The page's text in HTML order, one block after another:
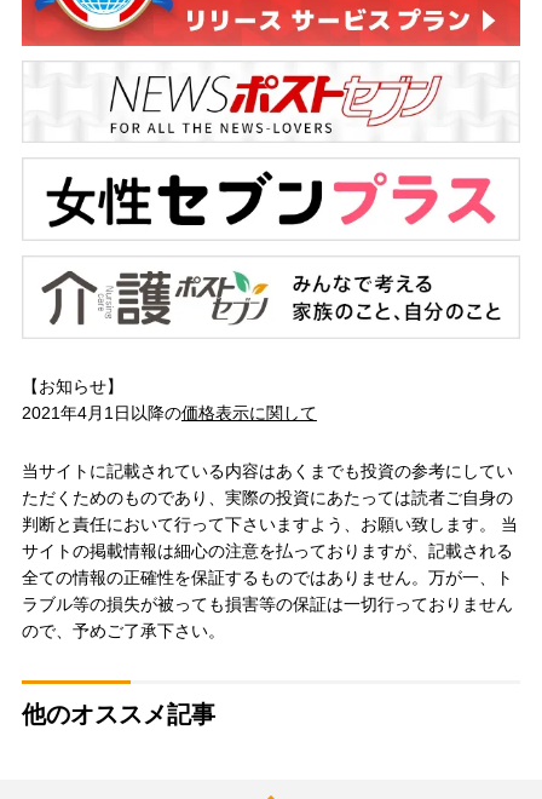
【お知らせ】
2021年4月1日以降の価格表示に関して
当サイトに記載されている内容はあくまでも投資の参考にしてい
ただくためのものであり、実際の投資にあたっては読者ご自身の
判断と責任において行って下さいますよう、お願い致します。 当
サイトの掲載情報は細心の注意を払っておりますが、記載される
全ての情報の正確性を保証するものではありません。万が一、ト
ラブル等の損失が被っても損害等の保証は一切行っておりません
ので、予めご了承下さい。
他のオススメ記事